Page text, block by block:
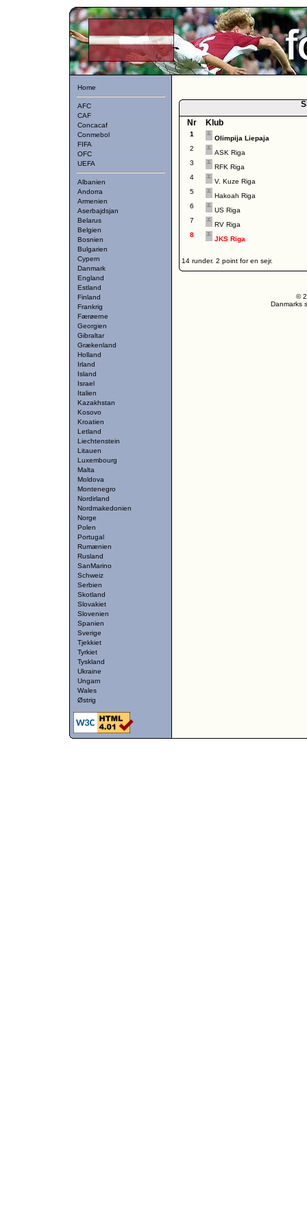
Home
AFC
CAF
Concacaf
Conmebol
FIFA
OFC
UEFA
Albanien
Andorra
Armenien
Aserbajdsjan
Belarus
Belgien
Bosnien
Bulgarien
Cypern
Danmark
England
Estland
Finland
Frankrig
Færøerne
Georgien
Gibraltar
Grækenland
Holland
Irland
Island
Israel
Italien
Kazakhstan
Kosovo
Kroatien
Letland
Liechtenstein
Litauen
Luxembourg
Malta
Moldova
Montenegro
Nordirland
Nordmakedonien
Norge
Polen
Portugal
Rumænien
Rusland
SanMarino
Schweiz
Serbien
Skotland
Slovakiet
Slovenien
Spanien
Sverige
Tjekkiet
Tyrkiet
Tyskland
Ukraine
Ungarn
Wales
Østrig
Nr
Klub
1
Olimpija Liepaja
2
ASK Riga
3
RFK Riga
4
V. Kuze Riga
5
Hakoah Riga
6
US Riga
7
RV Riga
8
JKS Riga
14 runder. 2 point for en sejr.
©
Danmarks